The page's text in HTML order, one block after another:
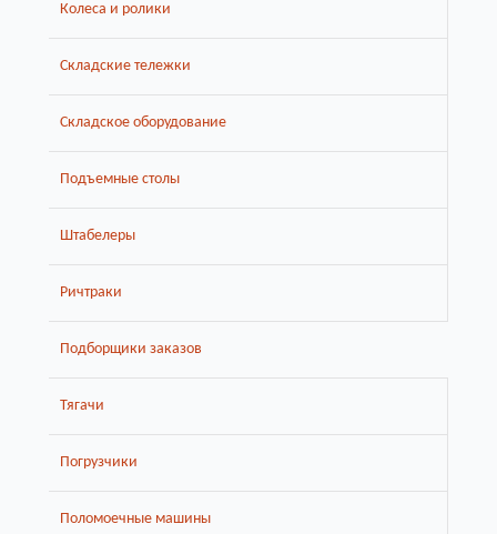
Колеса и ролики
Складские тележки
Складское оборудование
Подъемные столы
Штабелеры
Ричтраки
Подборщики заказов
Тягачи
Погрузчики
Поломоечные машины